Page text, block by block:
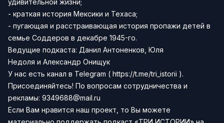
удивительной жизни;
- краткая история Мексики и Техаса;
- пугающая и расстраивающая история пропажи детей в
семье Соддеров в декабре 1945-го.
Ведущие подкаста: Данил Антоненков, Юля
Недоля и Александр Онищук
У нас есть канал в Telegram ( https://t.me/tri_istorii ).
Присоединяйтесь! По вопросам сотрудничества и
рекламы: 9349688@mail.ru
Если Вам нравится наш проект, то Вы можете